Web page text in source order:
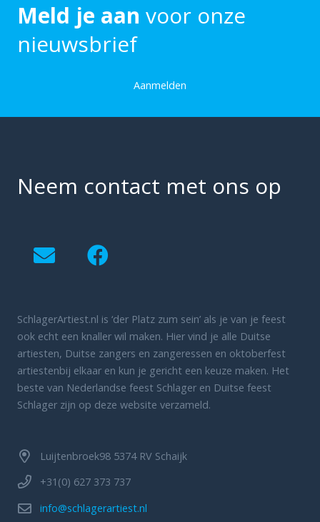
Meld je aan voor onze
nieuwsbrief
Aanmelden
Neem contact met ons op
SchlagerArtiest.nl is ‘der Platz zum sein’ als je van je feest
ook echt een knaller wil maken. Hier vind je alle Duitse
artiesten, Duitse zangers en zangeressen en oktoberfest
artiestenbij elkaar en kun je gericht een keuze maken. Het
beste van Nederlandse feest Schlager en Duitse feest
Schlager zijn op deze website verzameld.
Luijtenbroek98 5374 RV Schaijk
+31(0) 627 373 737
info@schlagerartiest.nl